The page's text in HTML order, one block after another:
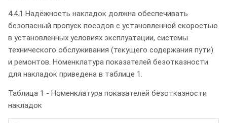
4.4.1 Надёжность накладок должна обеспечивать
безопасный пропуск поездов с установленной скоростью
в установленных условиях эксплуатации, системы
технического обслуживания (текущего содержания пути)
и ремонтов. Номенклатура показателей безотказности
для накладок приведена в таблице 1.
Таблица 1 - Номенклатура показателей безотказности
накладок